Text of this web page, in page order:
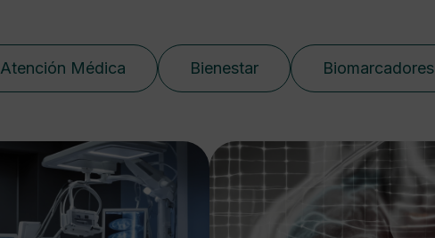
Atención Médica Bienestar Biomarcadores